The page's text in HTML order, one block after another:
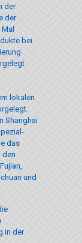
der
der
bei
lokalen
Shanghai
das
den
und
in der